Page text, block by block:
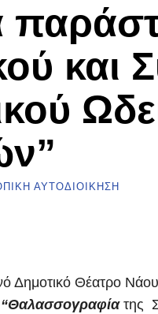
και
ΑΥΤΟΔΙΟΊΚΗΣΗ
Δημοτικό Θέατρο
“Θαλασσογραφίατης